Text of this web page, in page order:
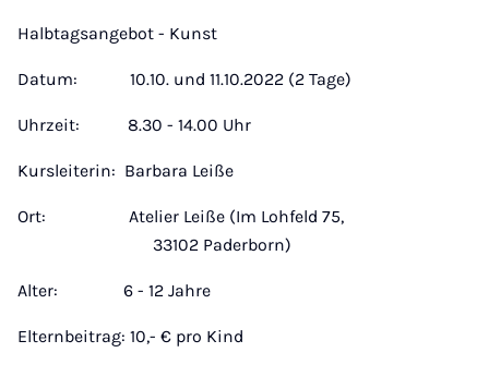
Halbtagsangebot - Kunst
Datum: 10.10. und 11.10.2022 (2 Tage)
Uhrzeit: 8.30 - 14.00 Uhr
Kursleiterin: Barbara Leiße
Ort: Atelier Leiße (Im Lohfeld 75,
33102 Paderborn)
Alter: 6 - 12 Jahre
Elternbeitrag: 10,- € pro Kind